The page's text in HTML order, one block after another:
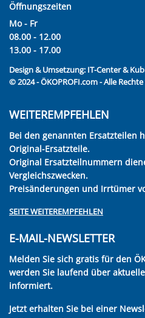
Öffnungszeiten
Mo - Fr
08.00 - 12.00
13.00 - 17.00
Design & Umsetzung: IT-Center &
© 2024 - ÖKOPROFI.com - Alle
WEITEREMPFEHLEN
Bei den genannten Ersatzteilen
Original-Ersatzteile.
Original Ersatzteilnummern
Vergleichszwecken.
Preisänderungen und Irrtümer
SEITE WEITEREMPFEHLEN
E-MAIL-NEWSLETTER
Melden Sie sich gratis für den
werden Sie laufend über
informiert.
Jetzt erhalten Sie bei einer